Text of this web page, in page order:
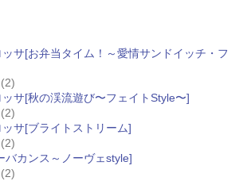
サ[お弁当タイム！～愛情サンドイッチ・フ
(2)
サ[秋の渓流遊び〜フェイトStyle〜]
(2)
サ[ブライトストリーム]
(2)
バカンス～ノーヴェstyle]
(2)